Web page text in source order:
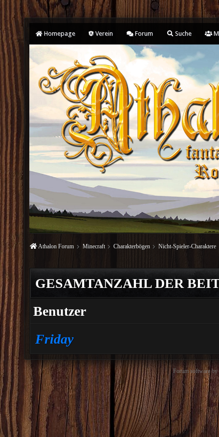
Homepage Verein Forum Suche
Athalon Forum Minecraft Charakterbögen Nicht-Spieler-Charaktere
GESAMTANZAHL DER
Benutzer
Friday
Forum software